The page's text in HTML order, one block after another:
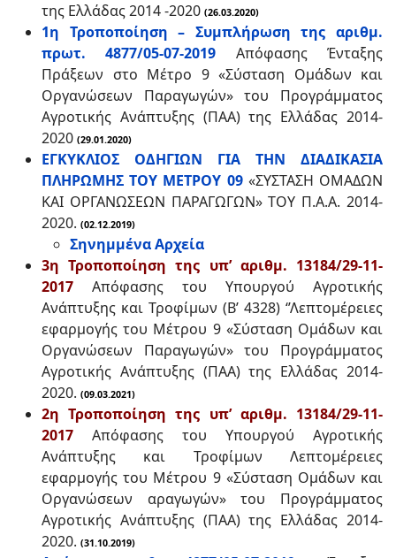
της Ελλάδας 2014 -2020 (26.03.2020)
1η Τροποποίηση – Συμπλήρωση της αριθμ.
πρωτ. 4877/05-07-2019 Απόφασης Ένταξης
Πράξεων στο Μέτρο 9 «Σύσταση Ομάδων και
Οργανώσεων Παραγωγών» του Προγράμματος
Αγροτικής Ανάπτυξης (ΠΑΑ) της Ελλάδας 2014-
2020 (29.01.2020)
ΕΓΚΥΚΛΙΟΣ ΟΔΗΓΙΩΝ ΓΙΑ ΤΗΝ ΔΙΑΔΙΚΑΣΙΑ
ΠΛΗΡΩΜΗΣ ΤΟΥ ΜΕΤΡΟΥ 09 «ΣΥΣΤΑΣΗ ΟΜΑΔΩΝ
ΚΑΙ ΟΡΓΑΝΩΣΕΩΝ ΠΑΡΑΓΩΓΩΝ» ΤΟΥ Π.Α.Α. 2014-
2020. (02.12.2019)
Σηνημμένα Αρχεία
3η Τροποποίηση της υπ’ αριθμ. 13184/29-11-
2017
Απόφασης του Υπουργού Αγροτικής
Ανάπτυξης και Τροφίμων (Β’ 4328) ‘’Λεπτομέρειες
εφαρμογής του Μέτρου 9 «Σύσταση Ομάδων και
Οργανώσεων Παραγωγών» του Προγράμματος
Αγροτικής Ανάπτυξης (ΠΑΑ) της Ελλάδας 2014-
2020. (09.03.2021)
2η Τροποποίηση της υπ’ αριθμ. 13184/29-11-
2017 Απόφασης του Υπουργού Αγροτικής
Ανάπτυξης και Τροφίμων Λεπτομέρειες
εφαρμογής του Μέτρου 9 «Σύσταση Ομάδων και
Οργανώσεων αραγωγών» του Προγράμματος
Αγροτικής Ανάπτυξης (ΠΑΑ) της Ελλάδας 2014-
2020. (31.10.2019)